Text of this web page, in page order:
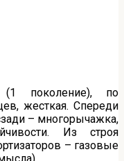
поколение), по
жесткая. Спереди
– многорычажка,
Из строя
– газовые